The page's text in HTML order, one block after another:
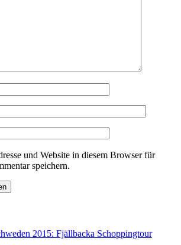
und Website in diesem Browser für
speichern.
2015: Fjällbacka Schoppingtour